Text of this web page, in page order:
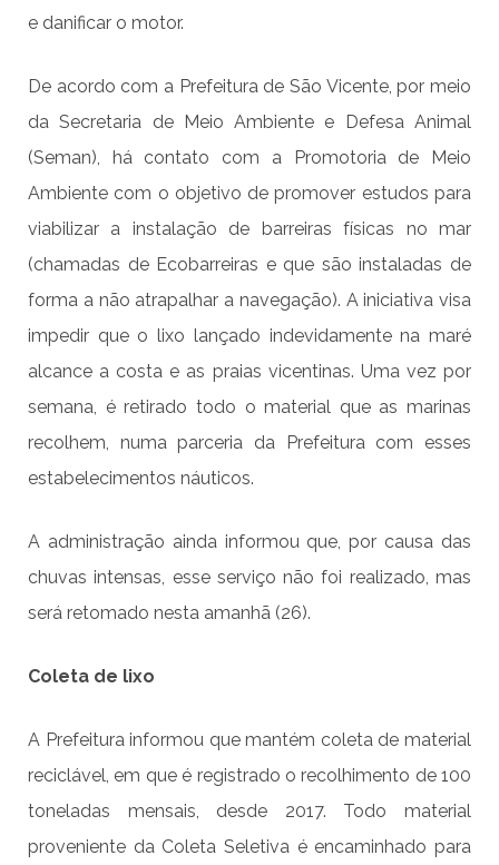
e danificar o motor.
De acordo com a Prefeitura de São Vicente, por meio
da Secretaria de Meio Ambiente e Defesa Animal
(Seman), há contato com a Promotoria de Meio
Ambiente com o objetivo de promover estudos para
viabilizar a instalação de barreiras físicas no mar
(chamadas de Ecobarreiras e que são instaladas de
forma a não atrapalhar a navegação). A iniciativa visa
impedir que o lixo lançado indevidamente na maré
alcance a costa e as praias vicentinas. Uma vez por
semana, é retirado todo o material que as marinas
recolhem, numa parceria da Prefeitura com esses
estabelecimentos náuticos.
A administração ainda informou que, por causa das
chuvas intensas, esse serviço não foi realizado, mas
será retomado nesta amanhã (26).
Coleta de lixo
A Prefeitura informou que mantém coleta de material
reciclável, em que é registrado o recolhimento de 100
toneladas mensais, desde 2017. Todo material
proveniente da Coleta Seletiva é encaminhado para